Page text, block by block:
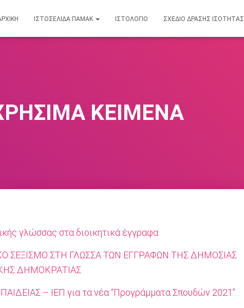
ΙΣΤΟΣΕΛΙΔΑ ΠΑΜΑΚ ΙΣΤΟΛΌΓΙΟ ΣΧΕΔΙΟ ΔΡΑΣΗΣ ΙΣΟΤΗΤΑΣ
ΚΕΙΜΕΝΑ
γλώσσας στα διοικητικά έγγραφα
ΣΕΞΙΣΜΟ ΣΤΗ ΓΛΩΣΣΑ ΤΩΝ ΕΓΓΡΑΦΩΝ ΤΗΣ ΔΗΜΟΣΙΑΣ
ΔΗΜΟΚΡΑΤΙΑΣ
– ΙΕΠ για τα νέα “Προγράμματα Σπουδών 2021”